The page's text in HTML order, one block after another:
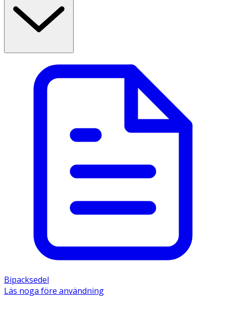
Bipacksedel
Läs noga före användning